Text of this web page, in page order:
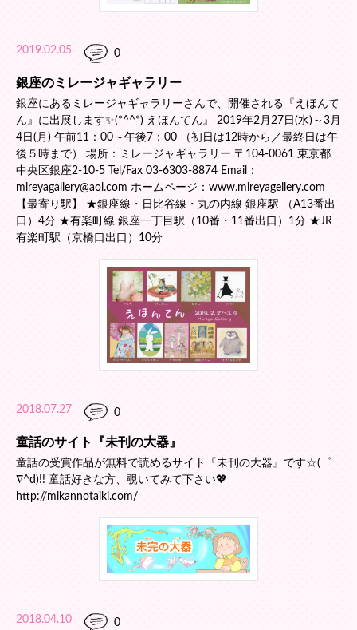
2019.02.05 0
銀座のミレージャギャラリー
銀座にあるミレージャギャラリーさんで、開催される『えほんて
ん』に出展します✨(*^^*) えほんてん』 2019年2月27日(水)～3月
4日(月) 午前11：00～午後7：00 （初日は12時から／最終日は午
後５時まで） 場所：ミレージャギャラリー 〒104-0061 東京都
中央区銀座2-10-5 Tel/Fax 03-6303-8874 Email：
mireyagallery@aol.com ホームページ：www.mireyagellery.com
【最寄り駅】 ★銀座線・日比谷線・丸の内線 銀座駅 （A13番出
口）4分 ★有楽町線 銀座一丁目駅（10番・11番出口）1分 ★JR
有楽町駅（京橋口出口）10分
2018.07.27 0
童話のサイト『未刊の大器』
童話の受賞作品が無料で読めるサイト『未刊の大器』です☆(゜
∇^d)!! 童話好きな方、覗いてみて下さい💖
http://mikannotaiki.com/
2018.04.10 0